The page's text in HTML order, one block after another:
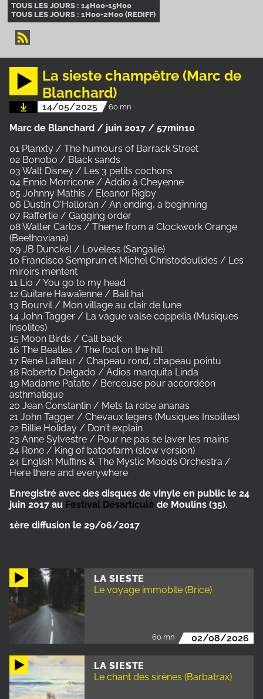
TOUS LES JOURS : 14H00-15H00
TOUS LES JOURS : 1H00-2H00 (REDIFF)
LA SIESTE
Le voyage immobile (Brice)
60 mn 02/08/2026
LA SIESTE
Le chant des sirènes (Barbatrax)
La sieste champêtre (Marc de
Blanchard)
14/05/2025 60 mn
Marc de Blanchard / juin 2017 / 57min10
01 Planxty / The humours of Barrack Street
02 Bonobo / Black sands
03 Walt Disney / Les 3 petits cochons
04 Ennio Morricone / Addio à Cheyenne
05 Johnny Mathis / Eleanor Rigby
06 Dustin O'Halloran / An ending, a beginning
07 Raffertie / Gagging order
08 Walter Carlos / Theme from a Clockwork Orange
(Beethoviana)
09 JB Dunckel / Loveless (Sangaile)
10 Francisco Semprun et Michel Christodoulides / Les
miroirs mentent
11 Lio / You go to my head
12 Guitare Hawaïenne / Bali hai
13 Bourvil / Mon village au clair de lune
14 John Tagger / La vague valse coppelia (Musiques
Insolites)
15 Moon Birds / Call back
16 The Beatles / The fool on the hill
17 René Lafleur / Chapeau rond, chapeau pointu
18 Roberto Delgado / Adios marquita Linda
19 Madame Patate / Berceuse pour accordéon
asthmatique
20 Jean Constantin / Mets ta robe ananas
21 John Tagger / Chevaux legers (Musiques Insolites)
22 Billie Holiday / Don't explain
23 Anne Sylvestre / Pour ne pas se laver les mains
24 Rone / King of batoofarm (slow version)
24 English Muffins & The Mystic Moods Orchestra /
Here there and everywhere
Enregistré avec des disques de vinyle en public le 24
juin 2017 au Festival Désarticulé de Moulins (35).
1ère diffusion le 29/06/2017